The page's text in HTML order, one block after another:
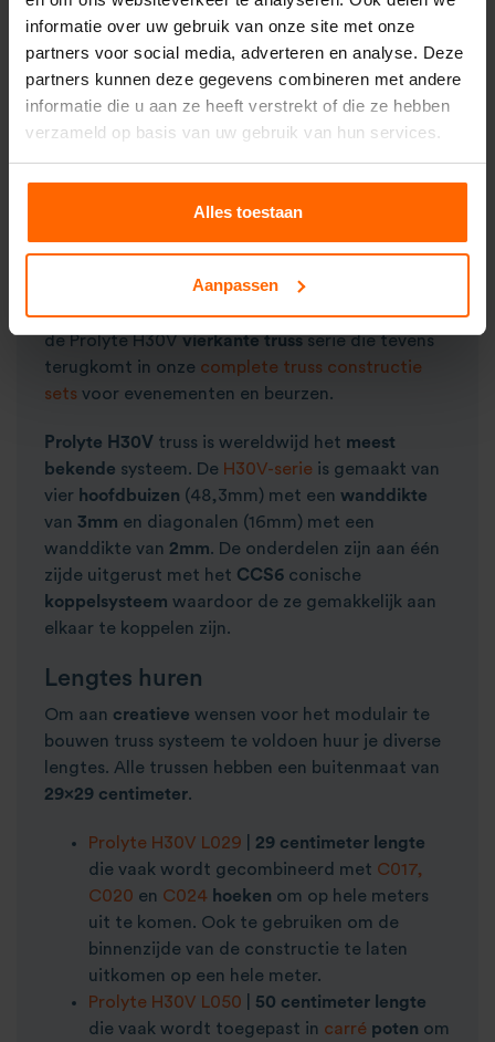
informatie over uw gebruik van onze site met onze
partners voor social media, adverteren en analyse. Deze
partners kunnen deze gegevens combineren met andere
informatie die u aan ze heeft verstrekt of die ze hebben
verzameld op basis van uw gebruik van hun services.
Alles toestaan
Aanpassen
Prolyte H30V C024
€ 25,00
excl. btw.
Prolyte H30V huren
Prolyte H30Vhuren? Vanuit onze
vestigingen inAmsterdamenBredaverhuren wij
de Prolyte H30Vvierkante trussserie die tevens
terugkomt in onze complete truss constructie
sets voor evenementen en beurzen.
Prolyte H30V truss is wereldwijd het meest
bekende systeem. De H30V-serie is gemaakt van
vier hoofdbuizen (48,3mm) met een wanddikte
van 3mm en diagonalen (16mm) met een
wanddikte van 2mm. De onderdelen zijn aan één
zijde uitgerust met het CCS6 conische
koppelsysteem waardoor de ze gemakkelijk aan
elkaar te koppelen zijn.
Lengtes huren
Om aan creatieve wensen voor het modulair te
bouwen truss systeem te voldoen huur je diverse
lengtes. Alle trussen hebben een buitenmaat van
29×29 centimeter.
Prolyte H30V L029
29 centimeter lengte
die vaak wordt gecombineerd met C017,
C020 en C024 hoeken om op hele meters
uit te komen. Ook te gebruiken om de
binnenzijde van de constructie te laten
uitkomen op een hele meter.
Prolyte H30V L050
50 centimeter lengte
die vaak wordt toegepast in carré poten om